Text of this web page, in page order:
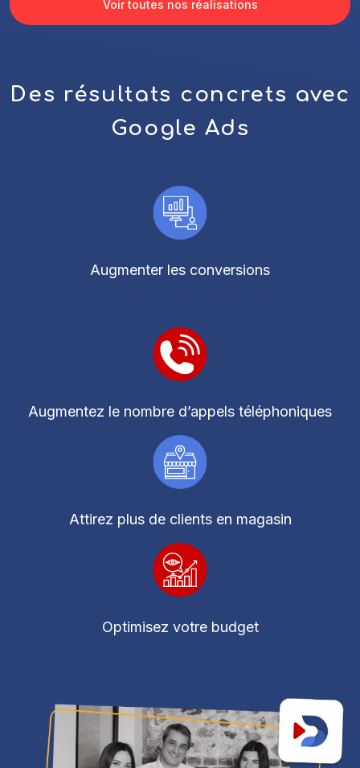
Voir toutes nos réalisations
Des résultats concrets avec
Google Ads
Augmenter les conversions
Augmentez le nombre d’appels téléphoniques
Attirez plus de clients en magasin
Optimisez votre budget